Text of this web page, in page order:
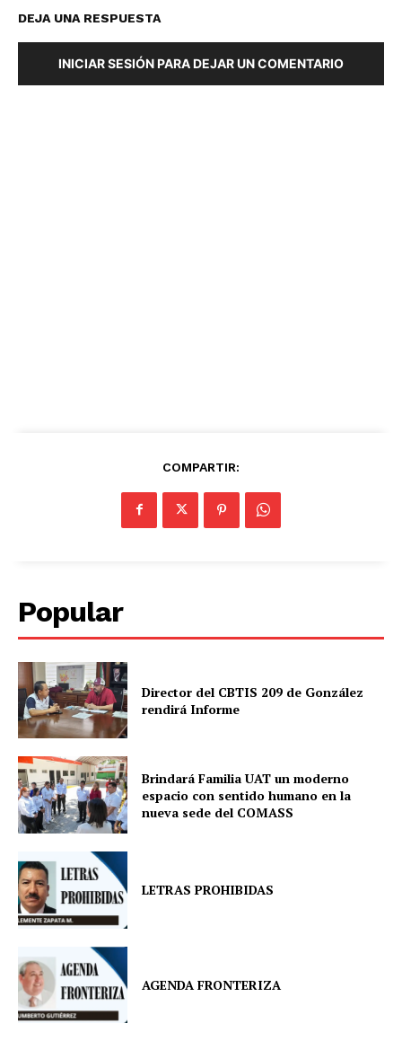
DEJA UNA RESPUESTA
INICIAR SESIÓN PARA DEJAR UN COMENTARIO
COMPARTIR:
Popular
Director del CBTIS 209 de González
rendirá Informe
Brindará Familia UAT un moderno
espacio con sentido humano en la
nueva sede del COMASS
LETRAS PROHIBIDAS
AGENDA FRONTERIZA